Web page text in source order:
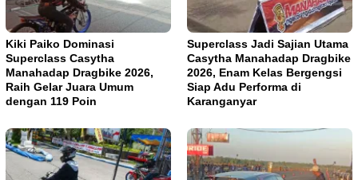
Kiki Paiko Dominasi
Superclass Casytha
Manahadap Dragbike 2026,
Raih Gelar Juara Umum
dengan 119 Poin
Superclass Jadi Sajian Utama
Casytha Manahadap Dragbike
2026, Enam Kelas Bergengsi
Siap Adu Performa di
Karanganyar